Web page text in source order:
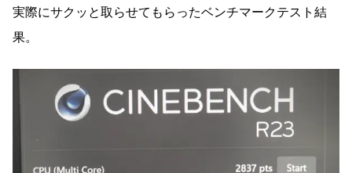
実際にサクッと取らせてもらったベンチマークテスト結
果。